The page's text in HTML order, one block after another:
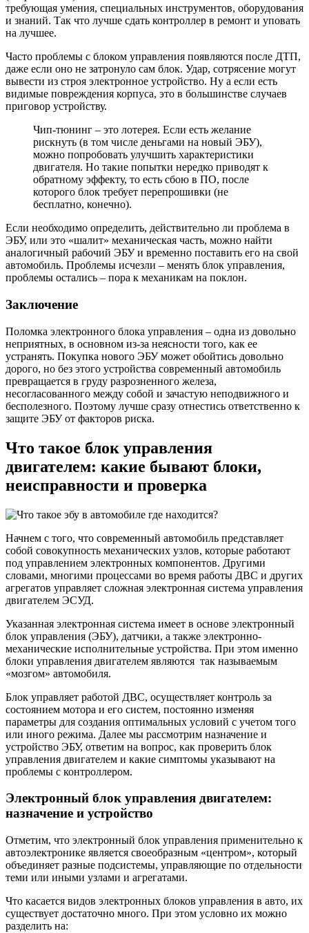
требующая умения, специальных инструментов, оборудования
и знаний. Так что лучше сдать контроллер в ремонт и уповать
на лучшее.
Часто проблемы с блоком управления появляются после ДТП,
даже если оно не затронуло сам блок. Удар, сотрясение могут
вывести из строя электронное устройство. Ну а если есть
видимые повреждения корпуса, это в большинстве случаев
приговор устройству.
Чип-тюнинг – это лотерея. Если есть желание
рискнуть (в том числе деньгами на новый ЭБУ),
можно попробовать улучшить характеристики
двигателя. Но такие попытки нередко приводят к
обратному эффекту, то есть сбою в ПО, после
которого блок требует перепрошивки (не
бесплатно, конечно).
Если необходимо определить, действительно ли проблема в
ЭБУ, или это «шалит» механическая часть, можно найти
аналогичный рабочий ЭБУ и временно поставить его на свой
автомобиль. Проблемы исчезли – менять блок управления,
проблемы остались – пора к механикам на поклон.
Заключение
Поломка электронного блока управления – одна из довольно
неприятных, в основном из-за неясности того, как ее
устранять. Покупка нового ЭБУ может обойтись довольно
дорого, но без этого устройства современный автомобиль
превращается в груду разрозненного железа,
несогласованного между собой и зачастую неподвижного и
бесполезного. Поэтому лучше сразу отнестись ответственно к
защите ЭБУ от факторов риска.
Что такое блок управления
двигателем: какие бывают блоки,
неисправности и проверка
Начнем с того, что современный автомобиль представляет
собой совокупность механических узлов, которые работают
под управлением электронных компонентов. Другими
словами, многими процессами во время работы ДВС и других
агрегатов управляет сложная электронная система управления
двигателем ЭСУД.
Указанная электронная система имеет в основе электронный
блок управления (ЭБУ), датчики, а также электронно-
механические исполнительные устройства. При этом именно
блоки управления двигателем являются так называемым
«мозгом» автомобиля.
Блок управляет работой ДВС, осуществляет контроль за
состоянием мотора и его систем, постоянно изменяя
параметры для создания оптимальных условий с учетом того
или иного режима. Далее мы рассмотрим назначение и
устройство ЭБУ, ответим на вопрос, как проверить блок
управления двигателем и какие симптомы указывают на
проблемы с контроллером.
Электронный блок управления двигателем:
назначение и устройство
Отметим, что электронный блок управления применительно к
автоэлектронике является своеобразным «центром», который
объединяет разные подсистемы, управляющие по отдельности
теми или иными узлами и агрегатами.
Что касается видов электронных блоков управления в авто, их
существует достаточно много. При этом условно их можно
разделить на: